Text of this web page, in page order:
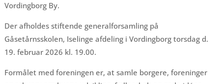
Vordingborg By.
Der afholdes stiftende generalforsamling på
Gåsetårnsskolen, Iselinge afdeling i Vordingborg torsdag d.
19. februar 2026 kl. 19.00.
Formålet med foreningen er, at samle borgere, foreninger